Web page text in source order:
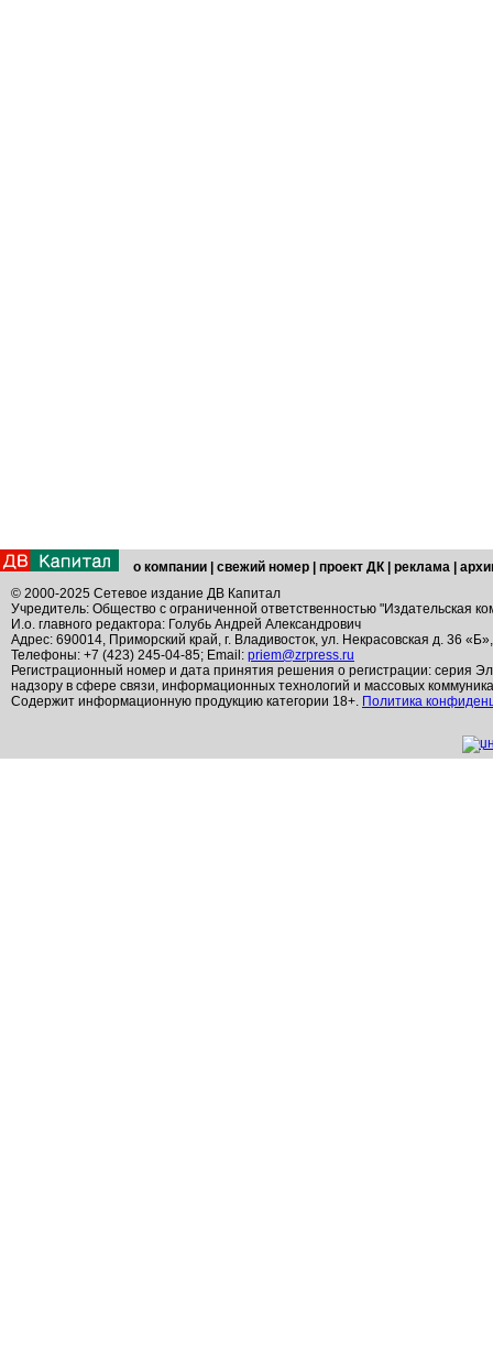
о компании свежий номер проект ДК реклама
© 2000-2025 Сетевое издание ДВ Капитал
Учредитель: Общество с ограниченной ответственностью "Издательская
И.о. главного редактора: Голубь Андрей Александрович
Адрес: 690014, Приморский край, г. Владивосток, ул. Некрасовская д. 36
Телефоны: +7 (423) 245-04-85; Email: priem@zrpress.ru
Регистрационный номер и дата принятия решения о регистрации: серия
надзору в сфере связи, информационных технологий и массовых
Содержит информационную продукцию категории 18+. Политика